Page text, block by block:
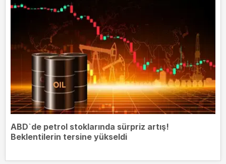
ABD`de petrol stoklarında sürpriz artış!
Beklentilerin tersine yükseldi